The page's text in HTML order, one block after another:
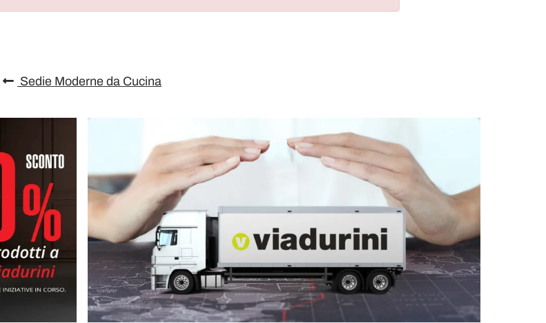
Sedie Moderne da Cucina